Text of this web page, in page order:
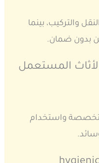
والتركيب، بينما
بدون ضمان.
المستعمل
واستخدام